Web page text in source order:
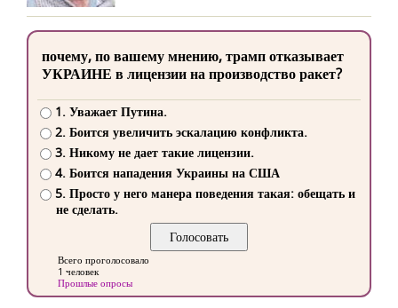
почему, по вашему мнению, трамп отказывает
УКРАИНЕ в лицензии на производство ракет?
1. Уважает Путина.
2. Боится увеличить эскалацию конфликта.
3. Никому не дает такие лицензии.
4. Боится нападения Украины на США
5. Просто у него манера поведения такая: обещать и
не сделать.
Всего проголосовало
1 человек
Прошлые опросы